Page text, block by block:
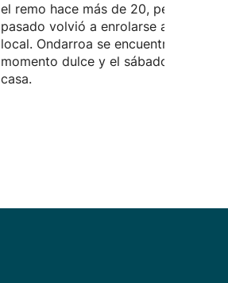
el remo hace más de 20, pero el año
pasado volvió a enrolarse a la
local. Ondarroa se encuentra en un
momento dulce y el sábado remará
casa.